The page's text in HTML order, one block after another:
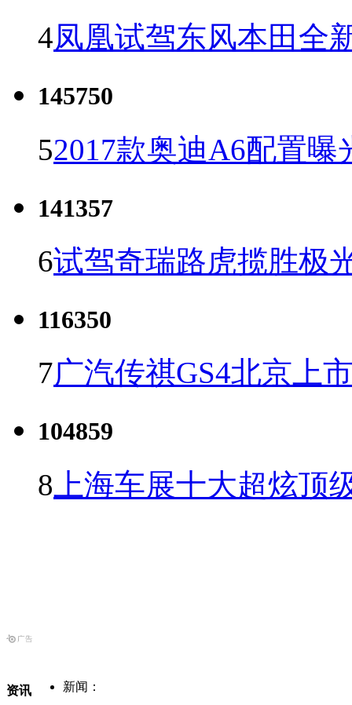
4凤凰试驾东风本田全
145750
52017款奥迪A6配置曝
141357
6试驾奇瑞路虎揽胜极
116350
7广汽传祺GS4北京上
104859
8 上海车展十大超炫顶
资讯 新闻：